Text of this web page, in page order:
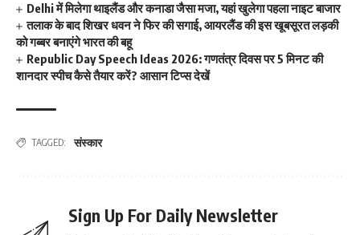
Delhi में मिलेगा थाइलैंड और कनाडा जैसा मजा, यहां खुलेगा पहला नाइट बाजार
तलाक के बाद शिखर धवन ने फिर की सगाई, आयरलैंड की इस खूबसूरत लड़की
को गब्बर बनाएंगे भारत की बहू
Republic Day Speech Ideas 2026: गणतंत्र दिवस पर 5 मिनट की
शानदार स्पीच कैसे तैयार करें? आसान टिप्स देखें
TAGGED: संस्कार
Sign Up For Daily Newsletter